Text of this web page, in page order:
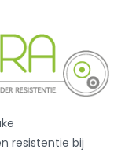
resistentie bij